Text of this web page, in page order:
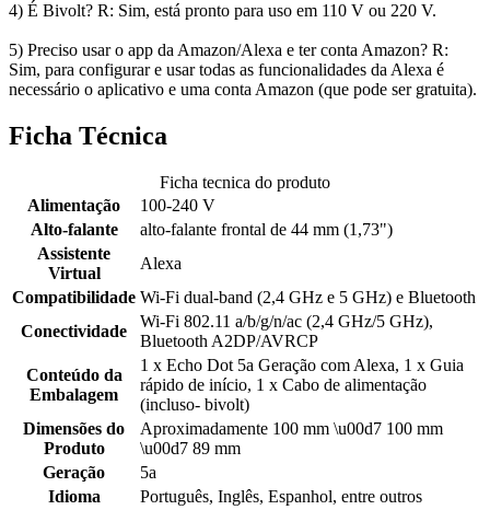
4) É Bivolt? R: Sim, está pronto para uso em 110 V ou 220 V.
5) Preciso usar o app da Amazon/Alexa e ter conta Amazon? R:
Sim, para configurar e usar todas as funcionalidades da Alexa é
necessário o aplicativo e uma conta Amazon (que pode ser gratuita).
Ficha Técnica
Ficha tecnica do produto
Alimentação
100-240 V
Alto-falante
alto-falante frontal de 44 mm (1,73")
Assistente
Virtual
Alexa
Compatibilidade Wi-Fi dual-band (2,4 GHz e 5 GHz) e Bluetooth
Conectividade
Wi-Fi 802.11 a/b/g/n/ac (2,4 GHz/5 GHz),
Bluetooth A2DP/AVRCP
Conteúdo da
Embalagem
1 x Echo Dot 5a Geração com Alexa, 1 x Guia
rápido de início, 1 x Cabo de alimentação
(incluso- bivolt)
Dimensões do
Produto
Aproximadamente 100 mm \u00d7 100 mm
\u00d7 89 mm
Geração
5a
Idioma
Português, Inglês, Espanhol, entre outros